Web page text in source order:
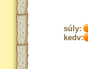
súly:
kedv: